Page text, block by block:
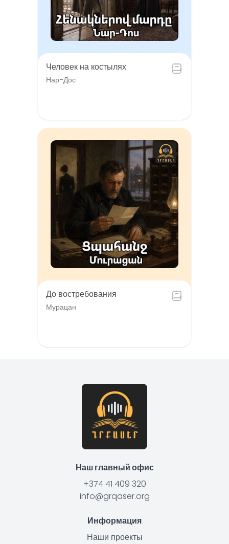
Человек на костылях
Нар-Дос
До востребования
Мурацан
Наш главный офис
+374 41 409 320
info@grqaser.org
Информация
Наши проекты